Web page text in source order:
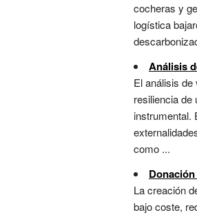
cocheras y
logística
Análisis
El análisis
resiliencia
instrumental.
como ...
La creación
bajo coste,